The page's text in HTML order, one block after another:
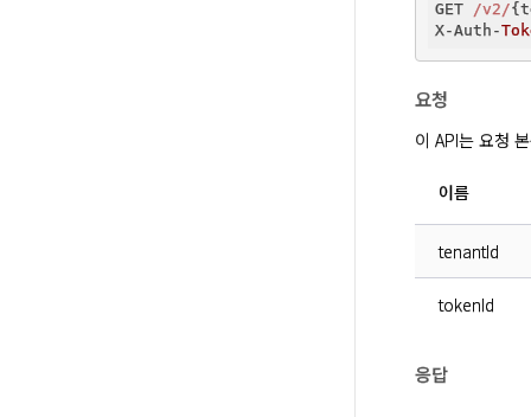
GET /v2/
X-Auth-
요청
이 API는 요청
이름
tenantId
tokenId
응답